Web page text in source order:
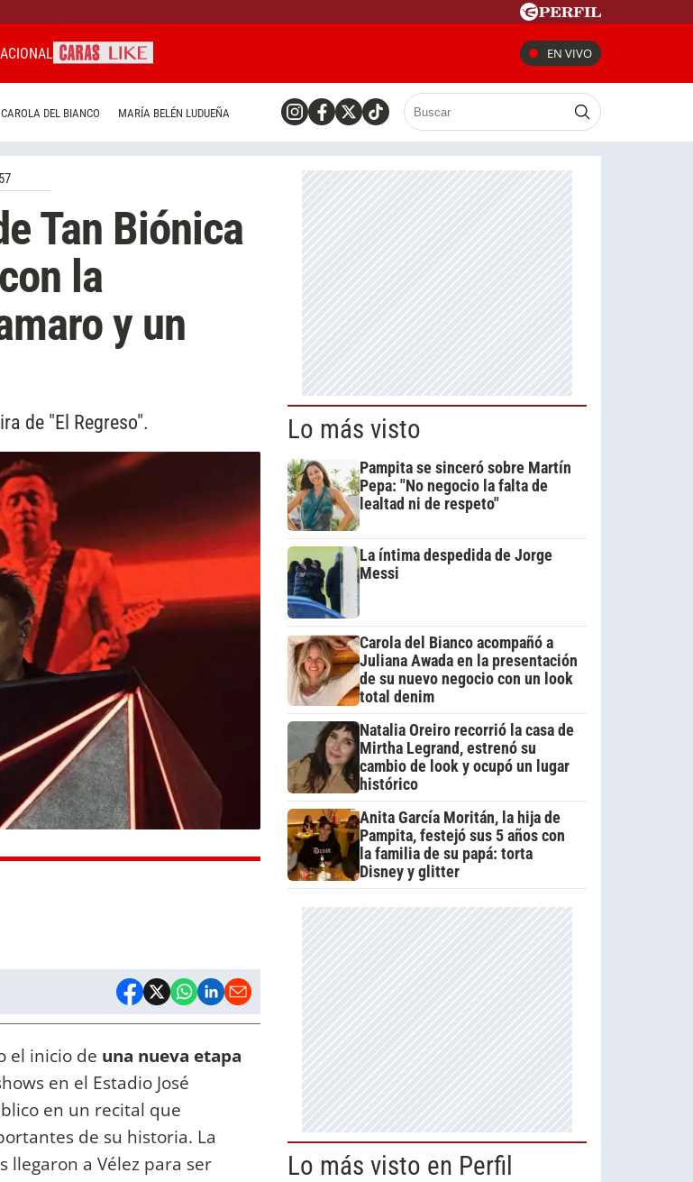
EN VIVO
CAROLA DEL BIANCO MARÍA BELÉN LUDUEÑA
Tan Biónica
la
y un
de "El Regreso".
el inicio de una nueva etapa
en el Estadio José
en un recital que
de su historia. La
llegaron a Vélez para ser
Lo más visto
Pampita se sinceró sobre Martín
Pepa: "No negocio la falta de
lealtad ni de respeto"
La íntima despedida de Jorge
Messi
Carola del Bianco acompañó a
Juliana Awada en la presentación
de su nuevo negocio con un look
total denim
Natalia Oreiro recorrió la casa de
Mirtha Legrand, estrenó su
cambio de look y ocupó un lugar
histórico
Anita García Moritán, la hija de
Pampita, festejó sus 5 años con
la familia de su papá: torta
Disney y glitter
Lo más visto en Perfil